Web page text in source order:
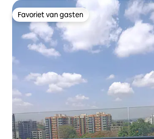
Favoriet van gasten
Favoriet van gasten